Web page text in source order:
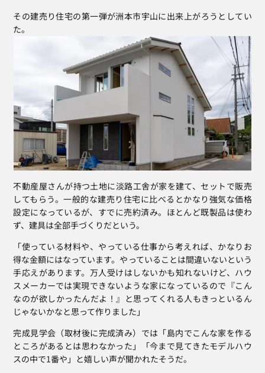
その建売り住宅の第一弾が洲本市宇山に出来上がろうとしてい
た。
不動産屋さんが持つ土地に淡路工舎が家を建て、セットで販売
してもらう。一般的な建売り住宅に比べるとかなり強気な価格
設定になっているが、すでに売約済み。ほとんど既製品は使わ
ず、建具は全部手づくりだという。
「使っている材料や、やっている仕事から考えれば、かなりお
得な金額にはなっています。やっていることは間違いないという
手応えがあります。万人受けはしないかも知れないけど、ハウ
スメーカーでは実現できないような家になっているので『こん
なのが欲しかったんだよ！』と思ってくれる人もきっといるん
じゃないかなと思って作りました」
完成見学会（取材後に完成済み）では「島内でこんな家を作る
ところがあるとは思わなかった」「今まで見てきたモデルハウ
スの中で1番や」と嬉しい声が聞かれたそうだ。